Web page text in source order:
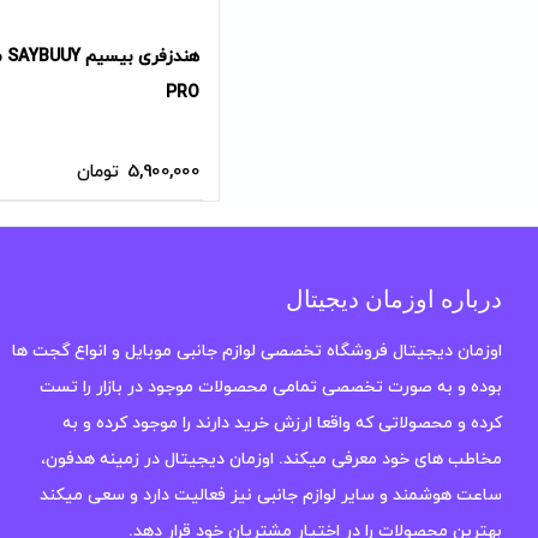
PRO
5,900,000 تومان
درباره اوزمان دیجیتال
اوزمان دیجیتال فروشگاه تخصصی لوازم جانبی موبایل و انواع گجت ها
بوده و به صورت تخصصی تمامی محصولات موجود در بازار را تست
کرده و محصولاتی که واقعا ارزش خرید دارند را موجود کرده و به
مخاطب های خود معرفی میکند. اوزمان دیجیتال در زمینه هدفون،
ساعت هوشمند و سایر لوازم جانبی نیز فعالیت دارد و سعی میکند
بهترین محصولات را در اختیار مشتریان خود قرار دهد.